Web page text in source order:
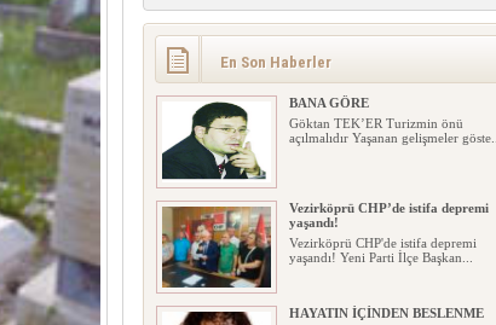
En Son Haberler
BANA GÖRE
Göktan TEK’ER Turizmin önü
açılmalıdır Yaşanan gelişmeler göste...
Vezirköprü CHP’de istifa depremi
yaşandı!
Vezirköprü CHP'de istifa depremi
yaşandı! Yeni Parti İlçe Başkan...
HAYATIN İÇİNDEN BESLENME